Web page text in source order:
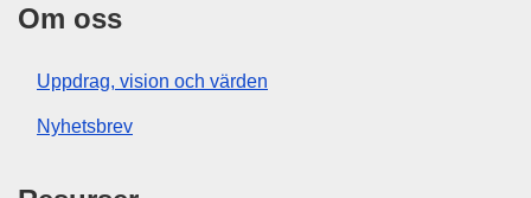
Om oss
Uppdrag, vision och värden
Nyhetsbrev